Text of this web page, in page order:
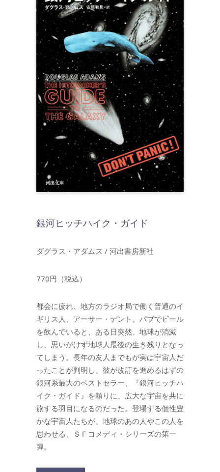
銀河ヒッチハイク・ガイド
ダグラス・アダムス / 河出書房新社
770円（税込）
都会に疲れ、地方のラジオ局で働く普通のイ
ギリス人、アーサー・デント。パブでビール
を飲んでいると、ある日突然、地球が消滅
し、思いがけず地球人最後の生き残りとなっ
てしまう。長年の友人までもが実は宇宙人だ
ったことが判明し、彼が改訂を進めるはずの
銀河系最大のベストセラー、『銀河ヒッチハ
イク・ガイド』を頼りに、広大な宇宙を共に
旅する羽目になるのだった。登場する個性豊
かな宇宙人たちが、地球のあの人やこの人を
思わせる、ＳＦコメディ・シリーズの第一
弾。